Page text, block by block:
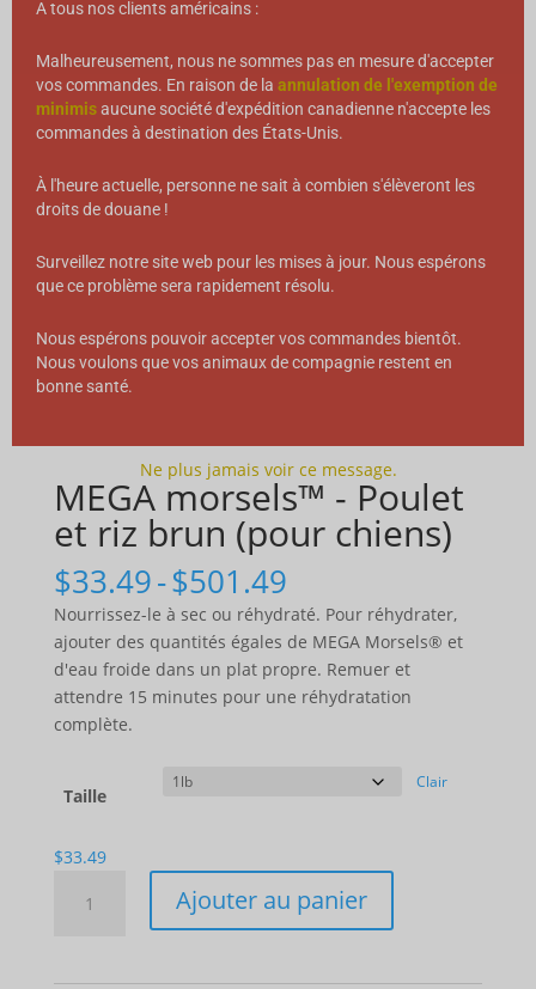
MEGA morsels™ - Poulet
et riz brun (pour chiens)
$33.49-$501.49Gamme
de
prix
:
$33.49
à
Nourrissez-le à sec ou réhydraté. Pour réhydrater,
ajouter des quantités égales de MEGA Morsels® et
d'eau froide dans un plat propre. Remuer et
attendre 15 minutes pour une réhydratation
complète.
Taille
Clair
$33.49
MEGA
Ajouter au panier
A tous nos clients américains :
Malheureusement, nous ne sommes pas en mesure d'accepter
vos commandes. En raison de la annulation de l'exemption de
minimisaucune société d'expédition canadienne n'accepte les
commandes à destination des États-Unis.
À l'heure actuelle, personne ne sait à combien s'élèveront les
droits de douane !
Surveillez notre site web pour les mises à jour. Nous espérons
que ce problème sera rapidement résolu.
Nous espérons pouvoir accepter vos commandes bientôt.
Nous voulons que vos animaux de compagnie restent en
bonne santé.
Ne plus jamais voir ce message.